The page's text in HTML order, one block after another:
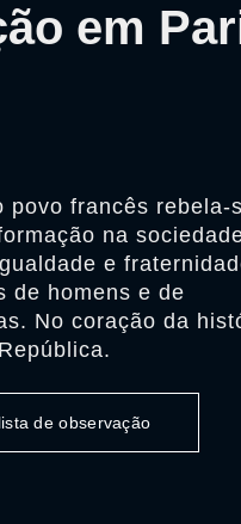
em
povo francês rebela-
na
e
de homens e de
No coração da
de observação